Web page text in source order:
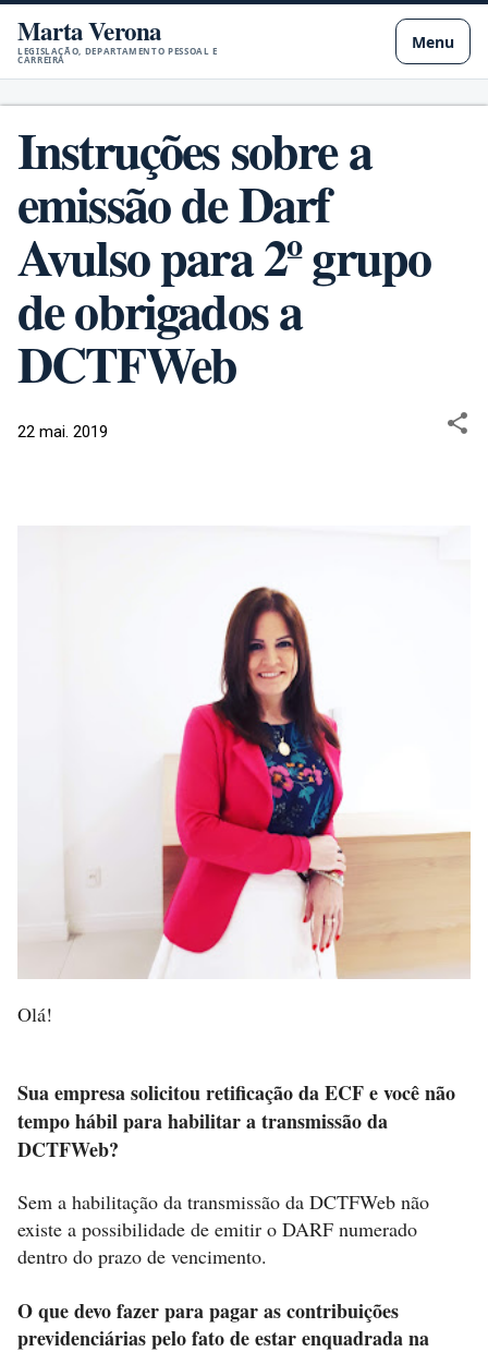
Pular para o conteúdo principal
Marta Verona
LEGISLAÇÃO, DEPARTAMENTO PESSOAL E
CARREIRA
Menu
Instruções sobre a
emissão de Darf
Avulso para 2º grupo
de obrigados a
DCTFWeb
22 mai. 2019
Olá!
Sua empresa solicitou retificação da ECF e você não
tempo hábil para habilitar a transmissão da
DCTFWeb?
Sem a habilitação da transmissão da DCTFWeb não
existe a possibilidade de emitir o DARF numerado
dentro do prazo de vencimento.
O que devo fazer para pagar as contribuições
previdenciárias pelo fato de estar enquadrada na